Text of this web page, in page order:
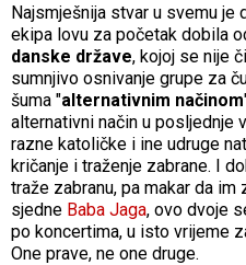
Najsmješnija stvar u svemu je
ekipa lovu za početak dobila
danske države, kojoj se nije
sumnjivo osnivanje grupe za
šuma "alternativnim načinom
alternativni način u posljednje
razne katoličke i ine udruge
kričanje i traženje zabrane. I
traže zabranu, pa makar da im
sjedne Baba Jaga, ovo dvoje
po koncertima, u isto vrijeme
One prave, ne one druge.